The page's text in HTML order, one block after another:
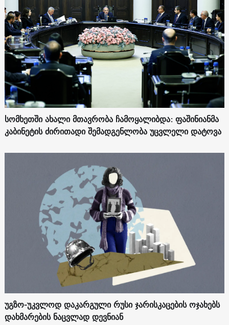
სომხეთში ახალი მთავრობა ჩამოყალიბდა: ფაშინიანმა
კაბინეტის ძირითადი შემადგენლობა უცვლელი დატოვა
უგზო-უკვლოდ დაკარგული რუსი ჯარისკაცების ოჯახებს
დახმარების ნაცვლად დევნიან